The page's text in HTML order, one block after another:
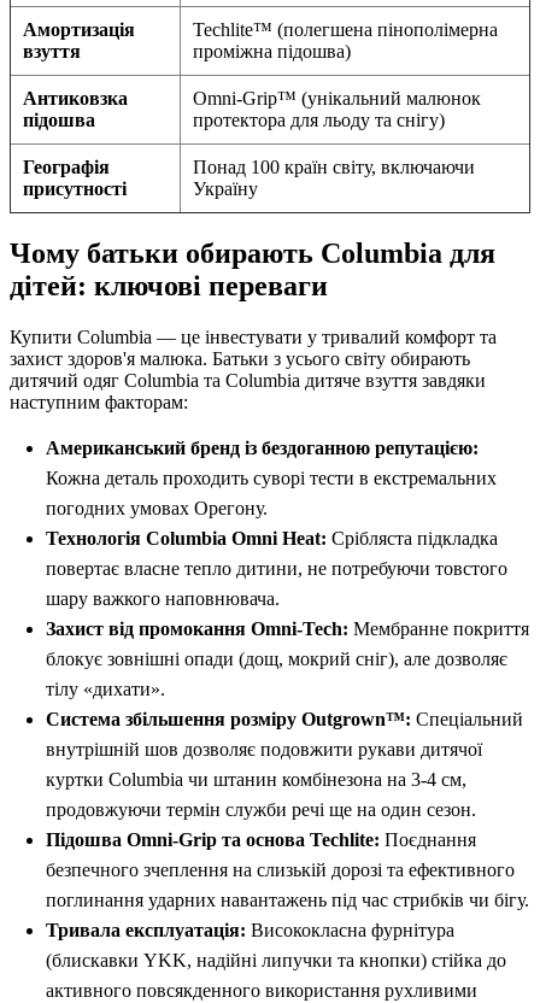
Амортизація
взуття
Techlite™ (полегшена пінополімерна
проміжна підошва)
Антиковзка
підошва
Omni-Grip™ (унікальний малюнок
протектора для льоду та снігу)
Географія
присутності
Понад 100 країн світу, включаючи
Україну
Чому батьки обирають Columbia для
дітей: ключові переваги
Купити Columbia — це інвестувати у тривалий комфорт та
захист здоров'я малюка. Батьки з усього світу обирають
дитячий одяг Columbia та Columbia дитяче взуття завдяки
наступним факторам:
Американський бренд із бездоганною репутацією:
Кожна деталь проходить суворі тести в екстремальних
погодних умовах Орегону.
Технологія Columbia Omni Heat: Срібляста підкладка
повертає власне тепло дитини, не потребуючи товстого
шару важкого наповнювача.
Захист від промокання Omni-Tech: Мембранне покриття
блокує зовнішні опади (дощ, мокрий сніг), але дозволяє
тілу «дихати».
Система збільшення розміру Outgrown™: Спеціальний
внутрішній шов дозволяє подовжити рукави дитячої
куртки Columbia чи штанин комбінезона на 3-4 см,
продовжуючи термін служби речі ще на один сезон.
Підошва Omni-Grip та основа Techlite: Поєднання
безпечного зчеплення на слизькій дорозі та ефективного
поглинання ударних навантажень під час стрибків чи бігу.
Тривала експлуатація: Висококласна фурнітура
(блискавки YKK, надійні липучки та кнопки) стійка до
активного повсякденного використання рухливими